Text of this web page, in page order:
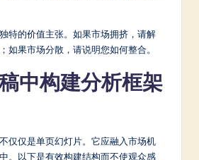
特的价值主张。如果市场拥挤，请解
如果市场分散，请说明您如何整合。
中构建分析框架
仅仅是单页幻灯片。它应融入市场机
。以下是有效构建结构而不使观众感